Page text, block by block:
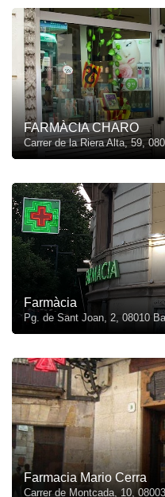
FARMÀCIA CHARO
Carrer de la Riera Alta, 59,
Farmàcia
Pg. de Sant Joan, 2, 08010
Farmacia Mario Cerra
Carrer de Montcada, 10,